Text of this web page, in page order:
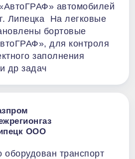
автомобилей
Липецка На легковые
бортовые
для контроля
заполнения
др задач
ООО
транспорт